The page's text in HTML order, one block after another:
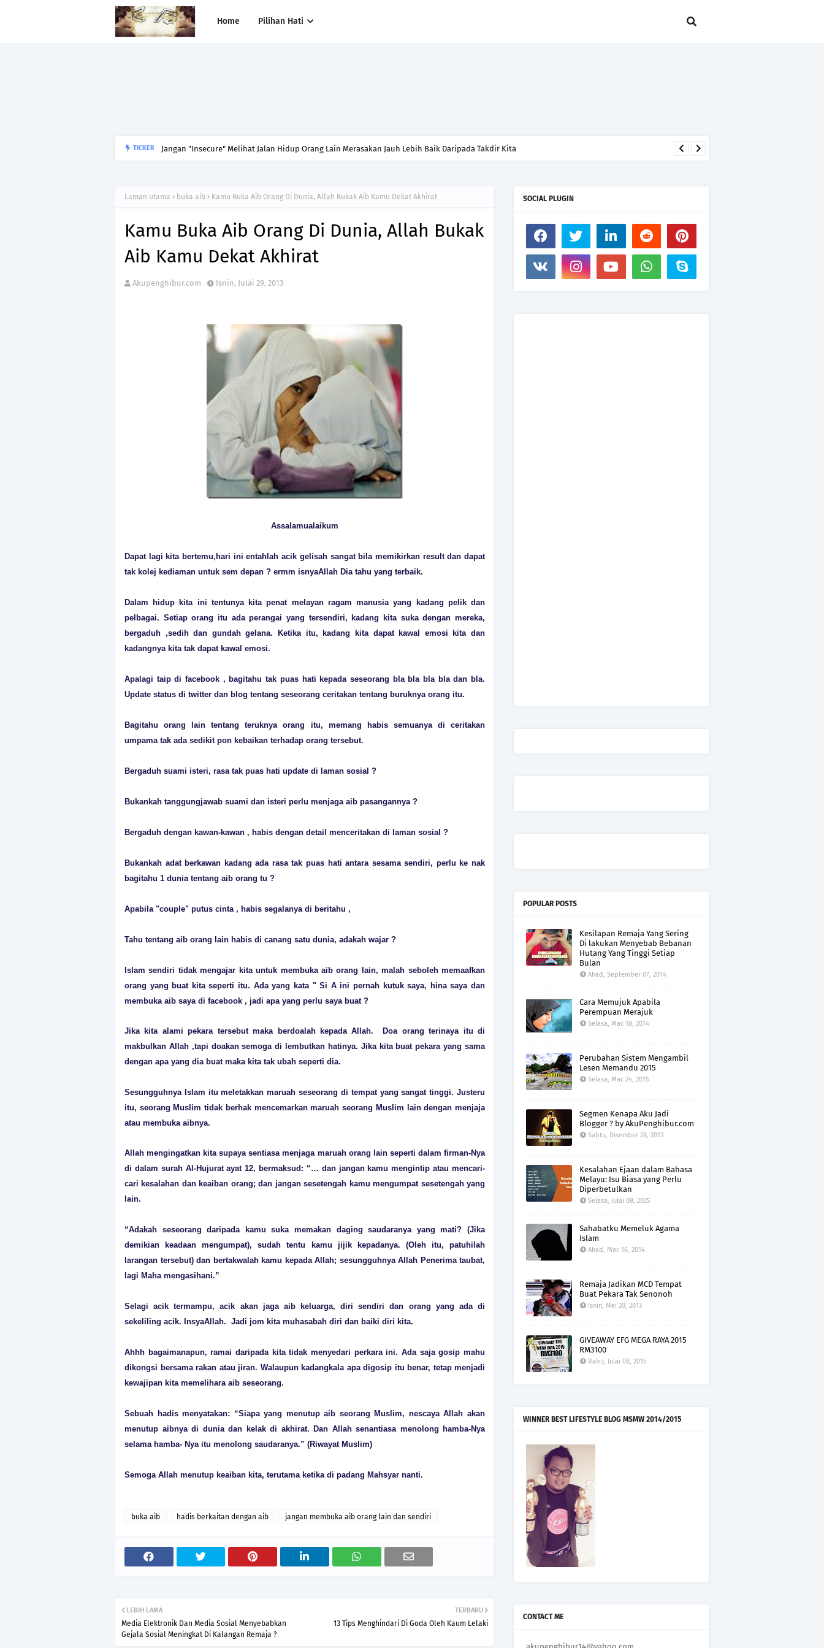
Home Pilihan Hati
TICKER Jangan "Insecure" Melihat Jalan Hidup Orang Lain Merasakan Jauh Lebih Baik Daripada Takdir Kita
Laman utama buka aib Kamu Buka Aib Orang Di Dunia, Allah Bukak Aib Kamu Dekat Akhirat
Kamu Buka Aib Orang Di Dunia, Allah Bukak
Aib Kamu Dekat Akhirat
Akupenghibur.com Isnin, Julai 29, 2013
Assalamualaikum
Dapat lagi kita bertemu,hari ini entahlah acik gelisah sangat bila memikirkan result dan dapat
tak kolej kediaman untuk sem depan ? ermm isnyaAllah Dia tahu yang terbaik.
Dalam hidup kita ini tentunya kita penat melayan ragam manusia yang kadang pelik dan
pelbagai. Setiap orang itu ada perangai yang tersendiri, kadang kita suka dengan mereka,
bergaduh ,sedih dan gundah gelana. Ketika itu, kadang kita dapat kawal emosi kita dan
kadangnya kita tak dapat kawal emosi.
Apalagi taip di facebook , bagitahu tak puas hati kepada seseorang bla bla bla bla dan bla.
Update status di twitter dan blog tentang seseorang ceritakan tentang buruknya orang itu.
Bagitahu orang lain tentang teruknya orang itu, memang habis semuanya di ceritakan
umpama tak ada sedikit pon kebaikan terhadap orang tersebut.
Bergaduh suami isteri, rasa tak puas hati update di laman sosial ?
Bukankah tanggungjawab suami dan isteri perlu menjaga aib pasangannya ?
Bergaduh dengan kawan-kawan , habis dengan detail menceritakan di laman sosial ?
Bukankah adat berkawan kadang ada rasa tak puas hati antara sesama sendiri, perlu ke nak
bagitahu 1 dunia tentang aib orang tu ?
Apabila "couple" putus cinta , habis segalanya di beritahu ,
Tahu tentang aib orang lain habis di canang satu dunia, adakah wajar ?
Islam sendiri tidak mengajar kita untuk membuka aib orang lain, malah seboleh memaafkan
orang yang buat kita seperti itu. Ada yang kata " Si A ini pernah kutuk saya, hina saya dan
membuka aib saya di facebook , jadi apa yang perlu saya buat ?
Jika kita alami pekara tersebut maka berdoalah kepada Allah. Doa orang terinaya itu di
makbulkan Allah ,tapi doakan semoga di lembutkan hatinya. Jika kita buat pekara yang sama
dengan apa yang dia buat maka kita tak ubah seperti dia.
Sesungguhnya Islam itu meletakkan maruah seseorang di tempat yang sangat tinggi. Justeru
itu, seorang Muslim tidak berhak mencemarkan maruah seorang Muslim lain dengan menjaja
atau membuka aibnya.
Allah mengingatkan kita supaya sentiasa menjaga maruah orang lain seperti dalam firman-Nya
di dalam surah Al-Hujurat ayat 12, bermaksud: “… dan jangan kamu mengintip atau mencari-
cari kesalahan dan keaiban orang; dan jangan sesetengah kamu mengumpat sesetengah yang
lain.
“Adakah seseorang daripada kamu suka memakan daging saudaranya yang mati? (Jika
demikian keadaan mengumpat), sudah tentu kamu jijik kepadanya. (Oleh itu, patuhilah
larangan tersebut) dan bertakwalah kamu kepada Allah; sesungguhnya Allah Penerima taubat,
lagi Maha mengasihani.”
Selagi acik termampu, acik akan jaga aib keluarga, diri sendiri dan orang yang ada di
sekeliling acik. InsyaAllah. Jadi jom kita muhasabah diri dan baiki diri kita.
Ahhh bagaimanapun, ramai daripada kita tidak menyedari perkara ini. Ada saja gosip mahu
dikongsi bersama rakan atau jiran. Walaupun kadangkala apa digosip itu benar, tetap menjadi
kewajipan kita memelihara aib seseorang.
Sebuah hadis menyatakan: “Siapa yang menutup aib seorang Muslim, nescaya Allah akan
menutup aibnya di dunia dan kelak di akhirat. Dan Allah senantiasa menolong hamba-Nya
selama hamba- Nya itu menolong saudaranya.” (Riwayat Muslim)
Semoga Allah menutup keaiban kita, terutama ketika di padang Mahsyar nanti.
buka aib hadis berkaitan dengan aib jangan membuka aib orang lain dan sendiri
TERBARU
13 Tips Menghindari Di Goda Oleh Kaum Lelaki
LEBIH LAMA
Media Elektronik Dan Media Sosial Menyebabkan
Gejala Sosial Meningkat Di Kalangan Remaja ?
SOCIAL PLUGIN
POPULAR POSTS
Kesilapan Remaja Yang Sering
Di lakukan Menyebab Bebanan
Hutang Yang Tinggi Setiap
Bulan
Ahad, September 07, 2014
Cara Memujuk Apabila
Perempuan Merajuk
Selasa, Mac 18, 2014
Perubahan Sistem Mengambil
Lesen Memandu 2015
Selasa, Mac 24, 2015
Segmen Kenapa Aku Jadi
Blogger ? by AkuPenghibur.com
Sabtu, Disember 28, 2013
Kesalahan Ejaan dalam Bahasa
Melayu: Isu Biasa yang Perlu
Diperbetulkan
Selasa, Julai 08, 2025
Sahabatku Memeluk Agama
Islam
Ahad, Mac 16, 2014
Remaja Jadikan MCD Tempat
Buat Pekara Tak Senonoh
Isnin, Mei 20, 2013
GIVEAWAY EFG MEGA RAYA 2015
RM3100
Rabu, Julai 08, 2015
WINNER BEST LIFESTYLE BLOG MSMW 2014/2015
CONTACT ME